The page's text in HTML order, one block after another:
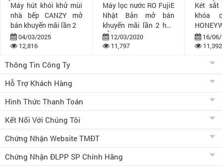
Máy hút khói khử mùi
nhà bếp CANZY mở
bán khuyến mãi lần 2
04/03/2025
12,816
Máy lọc nước RO FujiE
Nhật Bản mở bán
khuyến mãi lần 2 hấp
dẫn12/03/2020
11,797
Két sắt
khóa
bán16/
11,392
Thông Tin Công Ty
Hỗ Trợ Khách Hàng
Hình Thức Thanh Toán
Kết Nối Với Chúng Tôi
Chứng Nhận Website TMĐT
Chứng Nhận ĐLPP SP Chính Hãng